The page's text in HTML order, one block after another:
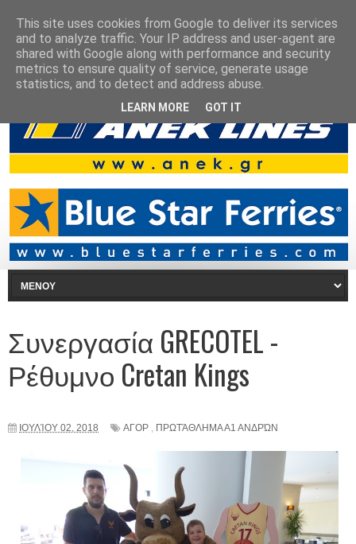
Συνεργασία GRECOTEL -
Ρέθυμνο Cretan Kings
ΙΟΥΛΊΟΥ 02, 2018 ΑΓΟΡ , ΠΡΩΤΆΘΛΗΜΑ Α1 ΑΝΔΡΏΝ
This site uses cookies from Google to deliver its services
and to analyze traffic. Your IP address and user-agent are
shared with Google along with performance and security
metrics to ensure quality of service, generate usage
statistics, and to detect and address abuse.
LEARN MORE GOT IT